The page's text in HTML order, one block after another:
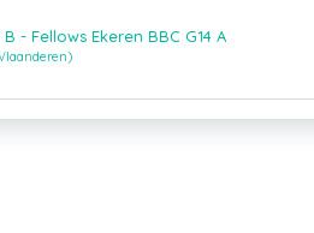
- Fellows Ekeren BBC G14 A